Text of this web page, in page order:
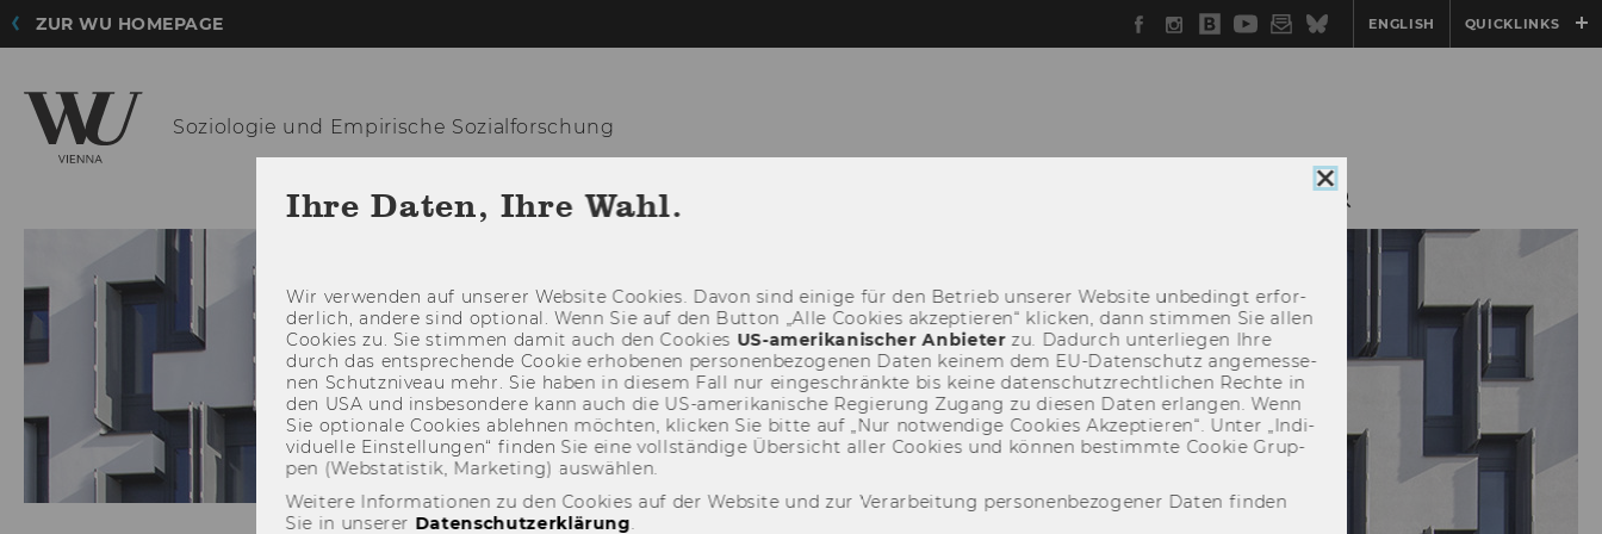
ZUR WU HOMEPAGE Facebook
Instagram
WU
Blog
YouTube
Newsletter
BlueskyENGLISH QUICKLINKS
Soziologie und Empirische Sozialforschung
Cookie
Consent
schließen
Ihre Daten, Ihre Wahl.
Wir ver­wen­den auf un­se­rer Web­site Coo­kies. Davon sind ei­ni­ge für den Be­trieb un­se­rer Web­site un­be­dingt er­for­
der­lich, an­de­re sind op­tio­nal. Wenn Sie auf den But­ton „Alle Coo­kies ak­zep­tie­ren“ kli­cken, dann stim­men Sie allen
Coo­kies zu. Sie stim­men damit auch den Coo­kies US-​amerikanischer An­bie­terzu. Da­durch un­ter­lie­gen Ihre
durch das ent­spre­chen­de Coo­kie er­ho­be­nen per­so­nen­be­zo­ge­nen Daten kei­nem dem EU-​Datenschutz an­ge­mes­se­
nen Schutz­ni­veau mehr. Sie haben in die­sem Fall nur ein­ge­schränk­te bis keine da­ten­schutz­recht­li­chen Rech­te in
den USA und ins­be­son­de­re kann auch die US-​amerikanische Re­gie­rung Zu­gang zu die­sen Daten er­lan­gen. Wenn
Sie op­tio­na­le Coo­kies ab­leh­nen möch­ten, kli­cken Sie bitte auf „Nur not­wen­di­ge Coo­kies Ak­zep­tie­ren“. Unter „In­di­
vi­du­el­le Ein­stel­lun­gen“ fin­den Sie eine voll­stän­di­ge Über­sicht aller Coo­kies und kön­nen be­stimm­te Coo­kie Grup­
pen (Web­sta­tis­tik, Mar­ke­ting) aus­wäh­len.
Weitere Informationen zu den Cookies auf der Website und zur Verarbeitung personenbezogener Daten finden
Sie in unserer Datenschutzerklärung.